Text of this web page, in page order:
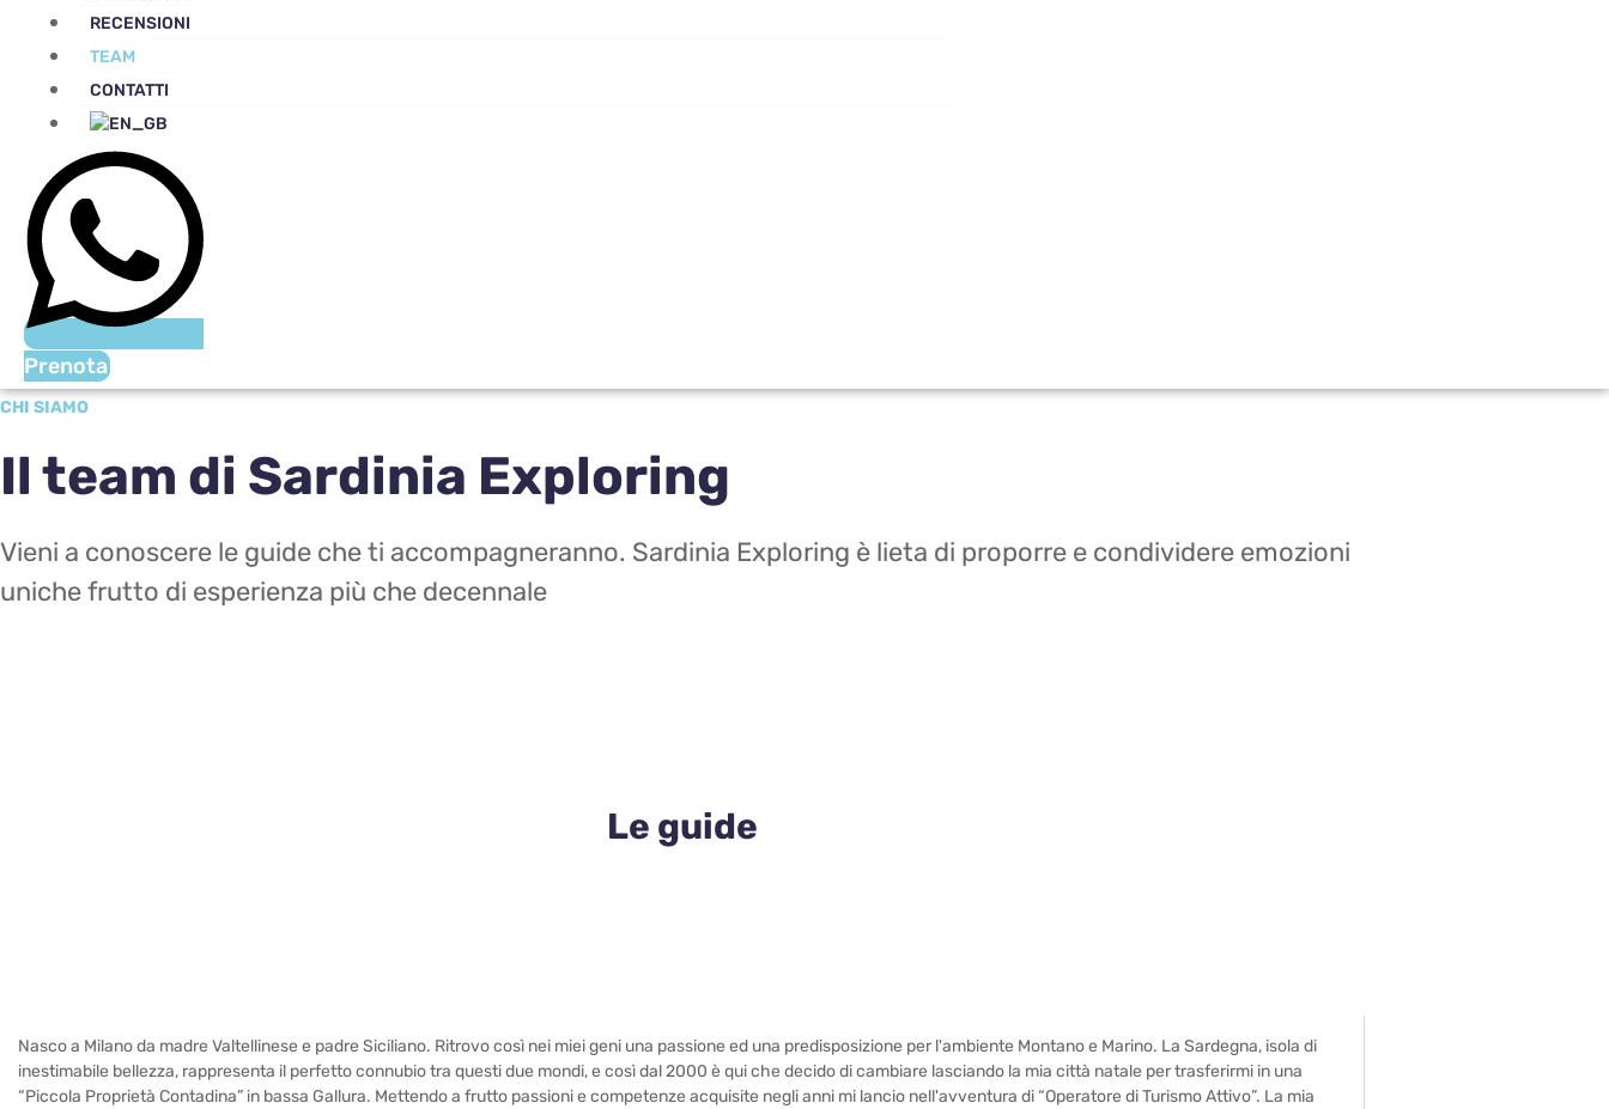
RECENSIONI
TEAM
CONTATTI
Prenota
CHI SIAMO
Il team di Sardinia Exploring
Vieni a conoscere le guide che ti accompagneranno. Sardinia Exploring è lieta di proporre e condividere emozioni
uniche frutto di esperienza più che decennale
Le guide
Nasco a Milano da madre Valtellinese e padre Siciliano. Ritrovo così nei miei geni una passione ed una predisposizione per l'ambiente Montano e Marino. La Sardegna, isola di
inestimabile bellezza, rappresenta il perfetto connubio tra questi due mondi, e così dal 2000 è qui che decido di cambiare lasciando la mia città natale per trasferirmi in una
“Piccola Proprietà Contadina” in bassa Gallura. Mettendo a frutto passioni e competenze acquisite negli anni mi lancio nell'avventura di “Operatore di Turismo Attivo”. La mia